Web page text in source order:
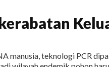
manusia, teknologi PCR